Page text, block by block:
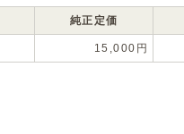
純正定価
15,000円